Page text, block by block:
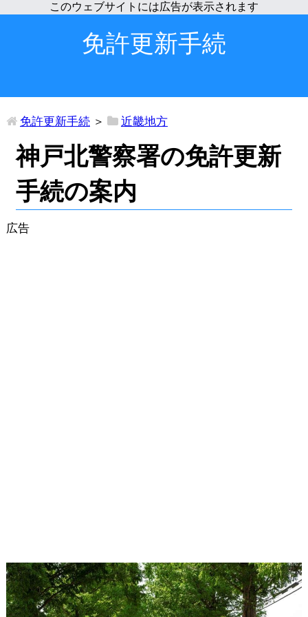
免許更新手続
免許更新手続＞ 近畿地方
神戸北警察署の免許更新
手続の案内
広告